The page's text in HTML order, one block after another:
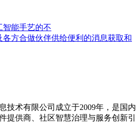
智能手艺的不
各方合做伙伴供给便利的消息获取和
技术有限公司成立于2009年，是国内
提供商、社区智慧治理与服务创新引